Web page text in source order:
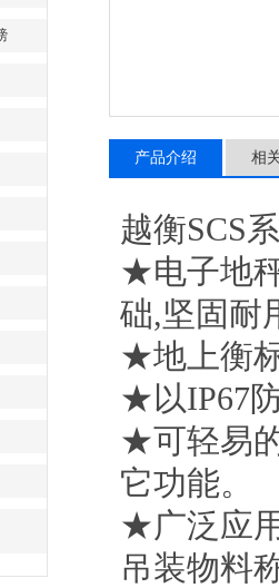
产品介绍 相
越衡SCS
★电子地
础,坚固耐
★地上衡
★以IP67
★可轻易
它功能。
★广泛应
吊装物料